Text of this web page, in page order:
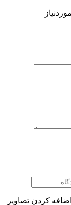
کردن تصاویر